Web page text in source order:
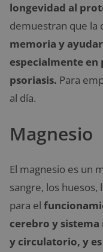
longevidad al
demuestran que la
memoria y
especialmente en
psoriasis. Para
al día.
Magnesio
El magnesio es un
sangre, los huesos,
para el
cerebro y
y circulatorio, y